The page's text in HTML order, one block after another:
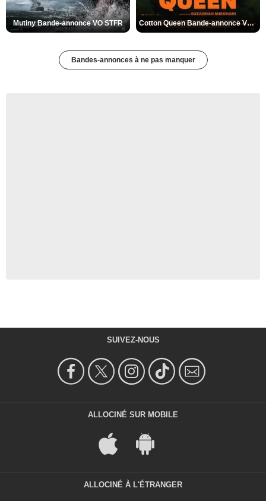
Mutiny Bande-annonce VO STFR Cotton Queen Bande-annonce VO STFR
Bandes-annonces à ne pas manquer
SUIVEZ-NOUS
ALLOCINÉ SUR MOBILE
ALLOCINÉ À L'ÉTRANGER